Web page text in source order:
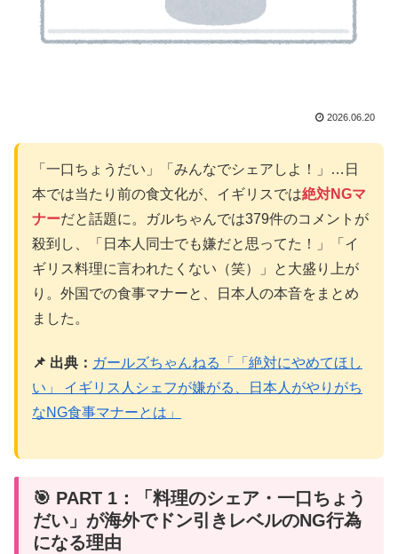
2026.06.20
「一口ちょうだい」「みんなでシェアしよ！」…日
本では当たり前の食文化が、イギリスでは絶対NGマ
ナーだと話題に。ガルちゃんでは379件のコメントが
殺到し、「日本人同士でも嫌だと思ってた！」「イ
ギリス料理に言われたくない（笑）」と大盛り上が
り。外国での食事マナーと、日本人の本音をまとめ
ました。
📌 出典： ガールズちゃんねる「「絶対にやめてほし
い」 イギリス人シェフが嫌がる、日本人がやりがち
なNG食事マナーとは」
🎯 PART 1：「料理のシェア・一口ちょう
だい」が海外でドン引きレベルのNG行為
になる理由